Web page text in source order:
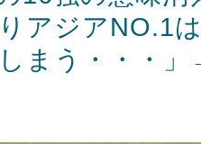
アジアNO.1
まう・・・